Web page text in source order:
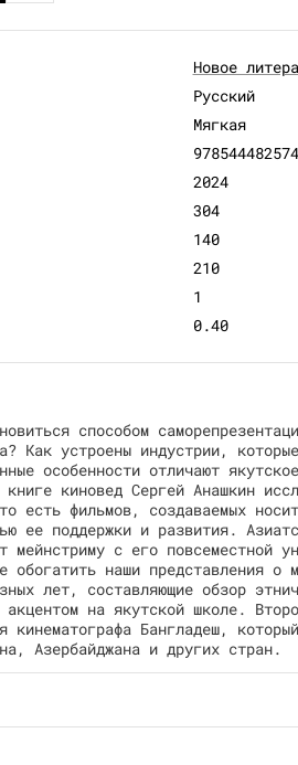
Новое
Русский
Мягкая
2024
304
140
210
1
0.40
способом
Как устроены индустрии,
особенности отличают
киновед Сергей Анашкин
есть фильмов, создаваемых
ее поддержки и развития.
мейнстриму с его повсеместной
обогатить наши представления о
лет, составляющие обзор
на якутской школе.
кинематографа Бангладеш,
Азербайджана и других стран.